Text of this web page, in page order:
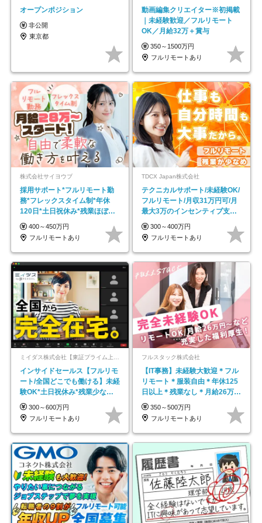
オープンポジション
非公開
東京都
動画編集クリエイター※初掲載
｜未経験歓迎／フルリモート
OK／月給32万＋賞与
350～1500万円
フルリモートあり
株式会社サイヨウブ
採用サポート*フルリモート勤
務*フレックスタイム制*年休
120日*土日祝休み*残業ほぼな
し*育児中社員8割以上
400～450万円
フルリモートあり
TDCX Japan株式会社
テクニカルサポート/未経験OK/
フルリモート/月収31万円可/月
最大3万のインセンティブ支給/
平均年齢33歳
300～400万円
フルリモートあり
インサイドセールス【フルリモ
ート/全国どこでも働ける】未経
験OK*土日祝休み*残業少なめ*
在宅勤務手当あり
300～600万円
フルリモートあり
フルスタック株式会社
【IT事務】未経験大歓迎＊フル
リモート＊服装自由＊年休125
日以上＊残業なし＊月給26万円
以上
350～500万円
フルリモートあり